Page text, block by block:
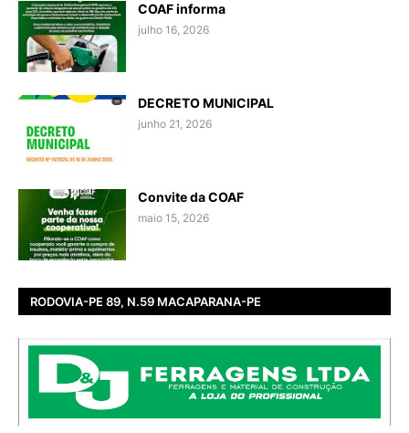
COAF informa
julho 16, 2026
DECRETO MUNICIPAL
junho 21, 2026
Convite da COAF
maio 15, 2026
RODOVIA-PE 89, N.59 MACAPARANA-PE